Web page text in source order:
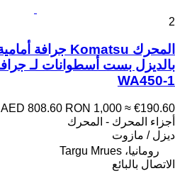
2
WA450-1
AED 808.60 RON 1,000 ≈ €190.60
أجزاء المحرك - المحرك
ديزل / مازوت
رومانيا، Targu Mrues
الاتصال بالبائع